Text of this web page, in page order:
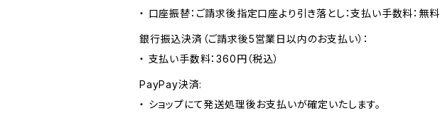
・ 口座振替：ご請求後指定口座より引き落とし：支払い手数料：無料
銀行振込決済（ご請求後5営業日以内のお支払い）：
・ 支払い手数料：360円（税込）
PayPay決済:
・ ショップにて発送処理後お支払いが確定いたします。